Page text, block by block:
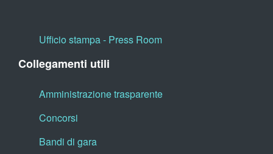
Ufficio stampa - Press Room
Collegamenti utili
Amministrazione trasparente
Concorsi
Bandi di gara